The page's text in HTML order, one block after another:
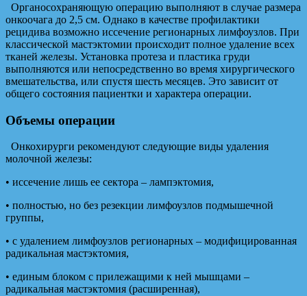
Органосохраняющую операцию выполняют в случае размера
онкоочага до 2,5 см. Однако в качестве профилактики
рецидива возможно иссечение регионарных лимфоузлов. При
классической мастэктомии происходит полное удаление всех
тканей железы. Установка протеза и пластика груди
выполняются или непосредственно во время хирургического
вмешательства, или спустя шесть месяцев. Это зависит от
общего состояния пациентки и характера операции.
Объемы операции
Онкохирурги рекомендуют следующие виды удаления
молочной железы:
• иссечение лишь ее сектора – лампэктомия,
• полностью, но без резекции лимфоузлов подмышечной
группы,
• с удалением лимфоузлов регионарных – модифицированная
радикальная мастэктомия,
• единым блоком с прилежащими к ней мышцами –
радикальная мастэктомия (расширенная),